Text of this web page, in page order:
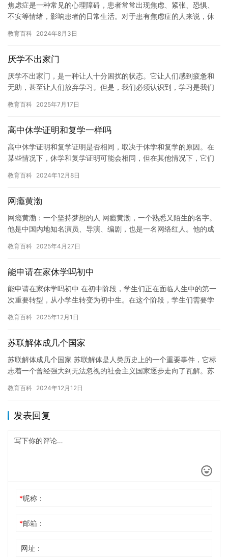
焦虑症是一种常见的心理障碍，患者常常出现焦虑、紧张、恐惧、
不安等情绪，影响患者的日常生活。对于患有焦虑症的人来说，休
您详细…
教育百科 2024年8月3日
厌学不出家门
厌学不出家门，是一种让人十分困扰的状态。它让人们感到疲惫和
无助，甚至让人们放弃学习。但是，我们必须认识到，学习是我们
感到厌…
教育百科 2025年7月17日
高中休学证明和复学一样吗
高中休学证明和复学证明是否相同，取决于休学和复学的原因。在
某些情况下，休学和复学证明可能会相同，但在其他情况下，它们
的情况…
教育百科 2024年12月8日
网瘾黄渤
网瘾黄渤：一个坚持梦想的人 网瘾黄渤，一个熟悉又陌生的名字。
他是中国内地知名演员、导演、编剧，也是一名网络红人。他的成
出…
教育百科 2025年4月27日
能申请在家休学吗初中
能申请在家休学吗初中 在初中阶段，学生们正在面临人生中的第一
次重要转型，从小学生转变为初中生。在这个阶段，学生们需要学
和压…
教育百科 2025年12月1日
苏联解体成几个国家
苏联解体成几个国家 苏联解体是人类历史上的一个重要事件，它标
志着一个曾经强大到无法忽视的社会主义国家逐步走向了瓦解。苏
素。但…
教育百科 2024年12月12日
发表回复
*昵称：
*邮箱：
网址：